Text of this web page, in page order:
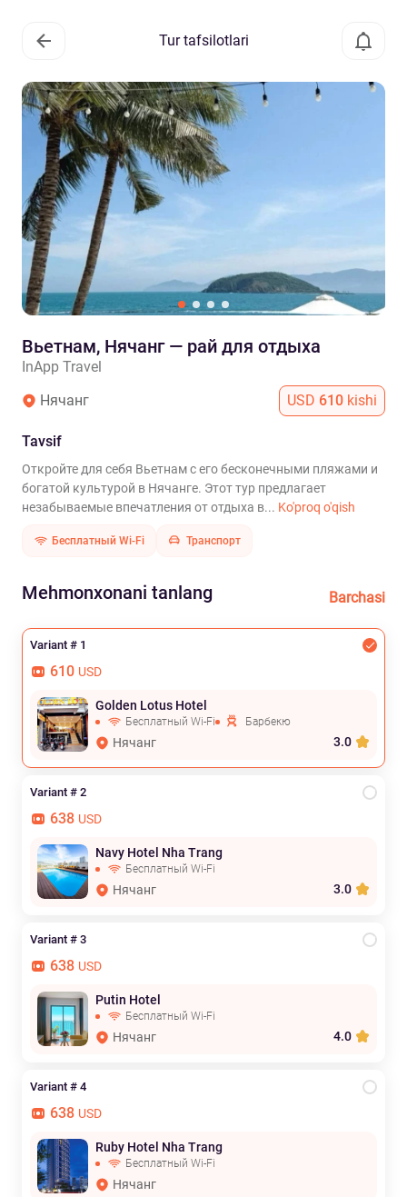
Tur tafsilotlari
Вьетнам, Нячанг — рай для отдыха
InApp Travel
Нячанг
USD 610 kishi
Tavsif
Откройте для себя Вьетнам с его бесконечными пляжами и
богатой культурой в Нячанге. Этот тур предлагает
незабываемые впечатления от отдыха в... Ko'proq o'qish
Бесплатный Wi-Fi Транспорт
Mehmonxonani tanlang Barchasi
Variant # 1
610 USD
Golden Lotus Hotel
Бесплатный Wi-Fi Барбекю
Нячанг 3.0
Variant # 2
638 USD
Navy Hotel Nha Trang
Бесплатный Wi-Fi
Нячанг 3.0
Variant # 3
638 USD
Putin Hotel
Бесплатный Wi-Fi
Нячанг 4.0
Variant # 4
638 USD
Ruby Hotel Nha Trang
Бесплатный Wi-Fi
Нячанг